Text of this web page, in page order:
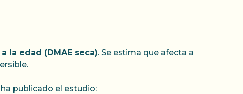
la edad (DMAE seca). Se estima que afecta a
publicado el estudio: